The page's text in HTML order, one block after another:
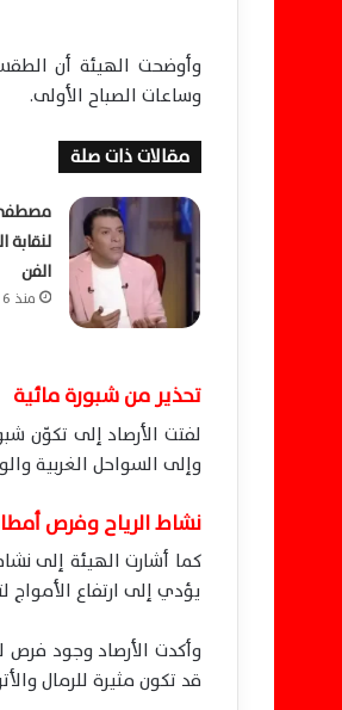
وأوضحت الهيئة أن
وساعات الصباح الأولى.
مقالات ذات صلة
مصطفى
الفن
منذ 6 دقائق
تحذير من شبورة مائية
لفتت الأرصاد إلى تكوّن
وإلى السواحل الغربية
نشاط الرياح وفرص
كما أشارت الهيئة إلى
يؤدي إلى ارتفاع الأمواج لتتراوح بين
وأكدت الأرصاد وجود فرص
قد تكون مثيرة للرمال